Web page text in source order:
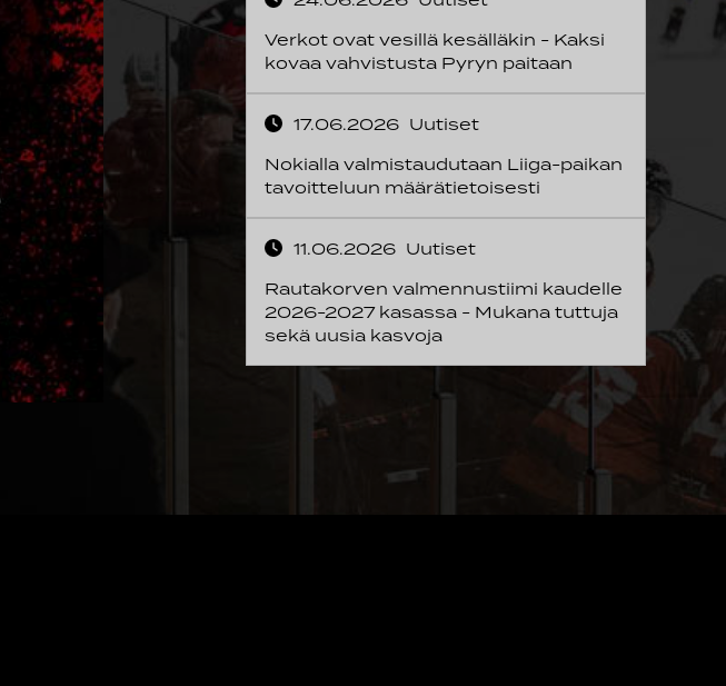
Verkot ovat vesillä kesälläkin - Kaksi
kovaa vahvistusta Pyryn paitaan
17.06.2026 Uutiset
Nokialla valmistaudutaan Liiga-paikan
tavoitteluun määrätietoisesti
11.06.2026 Uutiset
Rautakorven valmennustiimi kaudelle
2026-2027 kasassa - Mukana tuttuja
sekä uusia kasvoja